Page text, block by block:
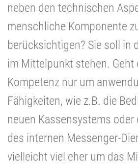
neben den technischen
menschliche Komponente
berücksichtigen? Sie soll in
im Mittelpunkt stehen. Geht
Kompetenz nur um
Fähigkeiten, wie z.B. die
neuen Kassensystems oder
des internen Messenger-
vielleicht viel eher um das